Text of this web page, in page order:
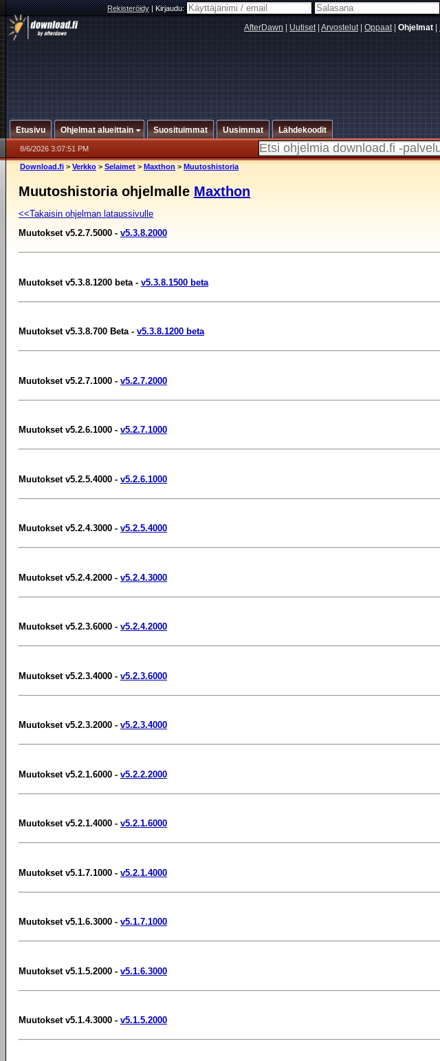
Rekisteröidy|Kirjaudu:
AfterDawn Uutiset| Arvostelut| Oppaat| Ohjelmat
Etusivu Ohjelmat alueittain Suosituimmat Uusimmat Lähdekoodit
8/6/2026 3:07:51 PM
Download.fi > Verkko > Selaimet > Maxthon > Muutoshistoria
Muutoshistoria ohjelmalle Maxthon
<<Takaisin ohjelman lataussivulle
Muutokset v5.2.7.5000 - v5.3.8.2000
Muutokset v5.3.8.1200 beta - v5.3.8.1500 beta
Muutokset v5.3.8.700 Beta - v5.3.8.1200 beta
Muutokset v5.2.7.1000 - v5.2.7.2000
Muutokset v5.2.6.1000 - v5.2.7.1000
Muutokset v5.2.5.4000 - v5.2.6.1000
Muutokset v5.2.4.3000 - v5.2.5.4000
Muutokset v5.2.4.2000 - v5.2.4.3000
Muutokset v5.2.3.6000 - v5.2.4.2000
Muutokset v5.2.3.4000 - v5.2.3.6000
Muutokset v5.2.3.2000 - v5.2.3.4000
Muutokset v5.2.1.6000 - v5.2.2.2000
Muutokset v5.2.1.4000 - v5.2.1.6000
Muutokset v5.1.7.1000 - v5.2.1.4000
Muutokset v5.1.6.3000 - v5.1.7.1000
Muutokset v5.1.5.2000 - v5.1.6.3000
Muutokset v5.1.4.3000 - v5.1.5.2000